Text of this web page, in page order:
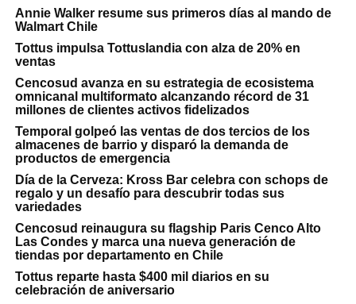
Annie Walker resume sus primeros días al mando de
Walmart Chile
Tottus impulsa Tottuslandia con alza de 20% en
ventas
Cencosud avanza en su estrategia de ecosistema
omnicanal multiformato alcanzando récord de 31
millones de clientes activos fidelizados
Temporal golpeó las ventas de dos tercios de los
almacenes de barrio y disparó la demanda de
productos de emergencia
Día de la Cerveza: Kross Bar celebra con schops de
regalo y un desafío para descubrir todas sus
variedades
Cencosud reinaugura su flagship Paris Cenco Alto
Las Condes y marca una nueva generación de
tiendas por departamento en Chile
Tottus reparte hasta $400 mil diarios en su
celebración de aniversario